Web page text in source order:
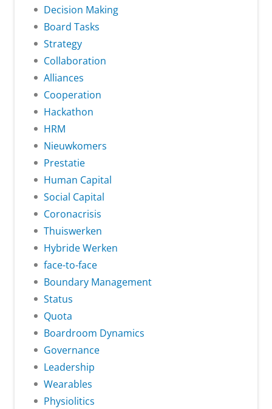
Decision Making
Board Tasks
Strategy
Collaboration
Alliances
Cooperation
Hackathon
HRM
Nieuwkomers
Prestatie
Human Capital
Social Capital
Coronacrisis
Thuiswerken
Hybride Werken
face-to-face
Boundary Management
Status
Quota
Boardroom Dynamics
Governance
Leadership
Wearables
Physiolitics